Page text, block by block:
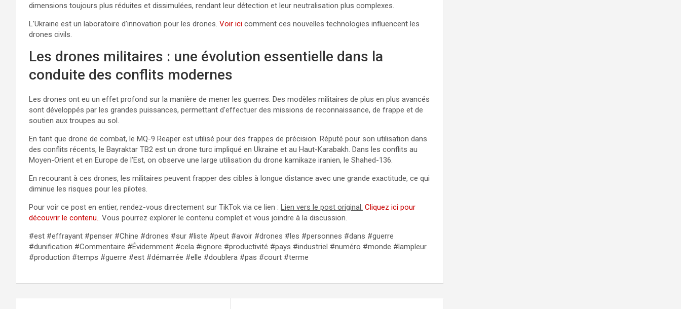
dimensions toujours plus réduites et dissimulées, rendant leur détection et leur neutralisation plus complexes.
L’Ukraine est un laboratoire d’innovation pour les drones. Voir ici comment ces nouvelles technologies influencent les
drones civils.
Les drones militaires : une évolution essentielle dans la
conduite des conflits modernes
Les drones ont eu un effet profond sur la manière de mener les guerres. Des modèles militaires de plus en plus avancés
sont développés par les grandes puissances, permettant d’effectuer des missions de reconnaissance, de frappe et de
soutien aux troupes au sol.
En tant que drone de combat, le MQ-9 Reaper est utilisé pour des frappes de précision. Réputé pour son utilisation dans
des conflits récents, le Bayraktar TB2 est un drone turc impliqué en Ukraine et au Haut-Karabakh. Dans les conflits au
Moyen-Orient et en Europe de l’Est, on observe une large utilisation du drone kamikaze iranien, le Shahed-136.
En recourant à ces drones, les militaires peuvent frapper des cibles à longue distance avec une grande exactitude, ce qui
diminue les risques pour les pilotes.
Pour voir ce post en entier, rendez-vous directement sur TikTok via ce lien : Lien vers le post original: Cliquez ici pour
découvrir le contenu.. Vous pourrez explorer le contenu complet et vous joindre à la discussion.
#est #effrayant #penser #Chine #drones #sur #liste #peut #avoir #drones #les #personnes #dans #guerre
#dunification #Commentaire #Évidemment #cela #ignore #productivité #pays #industriel #numéro #monde #lampleur
#production #temps #guerre #est #démarrée #elle #doublera #pas #court #terme